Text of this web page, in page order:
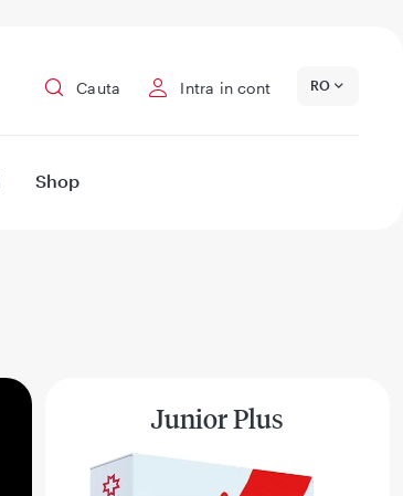
Cauta Intra in cont RO
Shop
Junior Plus